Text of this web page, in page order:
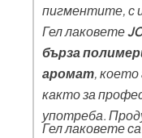
пигментите, с
Гел лаковете
бърза
аромат,
както за
употреба.
Гел лаковете